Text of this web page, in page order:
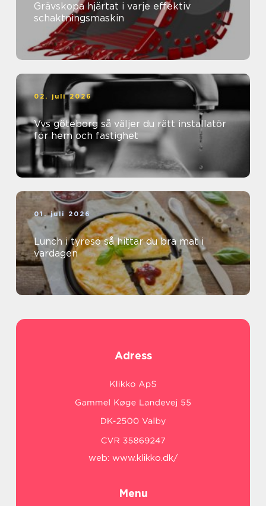
Grävskopa hjärtat i varje effektiv
schaktningsmaskin
02. juli 2026
Vvs göteborg så väljer du rätt installatör
för hem och fastighet
01. juli 2026
Lunch i tyresö så hittar du bra mat i
vardagen
Adress
web: www.klikko.dk/
Menu